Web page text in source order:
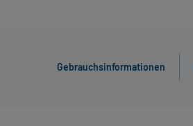
Gebrauchsinformationen